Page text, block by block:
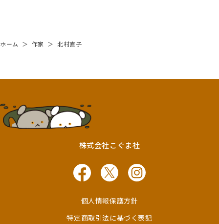
ホーム ＞ 作家 ＞ 北村直子
株式会社こぐま社
個人情報保護方針
特定商取引法に基づく表記